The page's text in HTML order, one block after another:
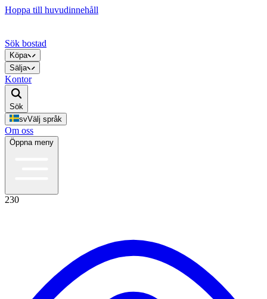
Hoppa till huvudinnehåll
Sök bostad
Köpa
Sälja
Kontor
Sök
svVälj språk
Om oss
Öppna meny
230